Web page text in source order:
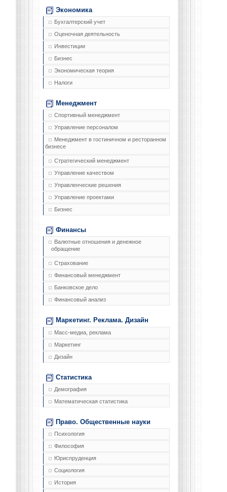
Экономика
Бухгалтерский учет
Оценочная деятельность
Инвестиции
Бизнес
Экономическая теория
Налоги
Менеджмент
Спортивный менеджмент
Управление персоналом
Менеджмент в гостиничном и ресторанном
бизнесе
Стратегический менеджмент
Управление качеством
Управленческие решения
Управление проектами
Бизнес
Финансы
Валютные отношения и денежное
обращение
Страхование
Финансовый менеджмент
Банковское дело
Финансовый анализ
Маркетинг. Реклама. Дизайн
Масс-медиа, реклама
Маркетинг
Дизайн
Статистика
Демография
Математическая статистика
Право. Общественные науки
Психология
Философия
Юриспруденция
Социология
История